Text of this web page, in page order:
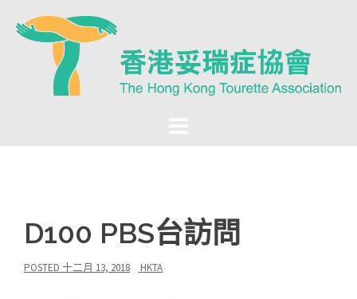
D100 PBS台訪問
POSTED 十二月 13, 2018 HKTA